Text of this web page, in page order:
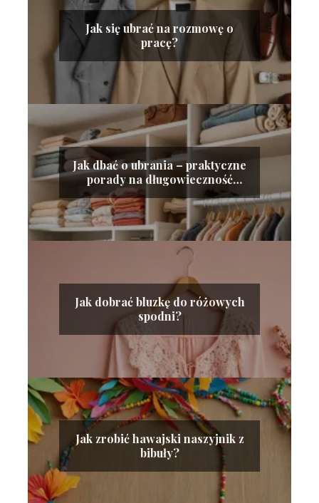
Jak się ubrać na rozmowę o
pracę?
Jak dbać o ubrania – praktyczne
porady na długowieczność
garderoby
Jak dobrać bluzkę do różowych
spodni?
Jak zrobić hawajski naszyjnik z
bibuły?